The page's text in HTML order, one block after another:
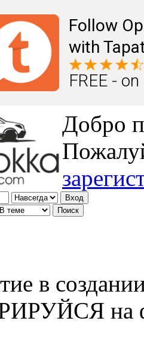
Follow
with
FREE -
Добро
в
на